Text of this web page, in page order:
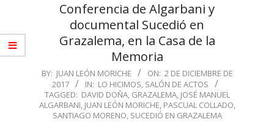
Conferencia de Algarbani y
documental Sucedió en
Grazalema, en la Casa de la
Memoria
2017-
02
BY: JUAN LEÓN MORICHE ON: 2 DE DICIEMBRE DE
2017
IN: LO HICIMOS, SALÓN DE ACTOS
TAGGED: DAVID DOÑA, GRAZALEMA, JOSÉ MANUEL
ALGARBANI, JUAN LEÓN MORICHE, PASCUAL COLLADO,
SANTIAGO MORENO, SUCEDIÓ EN GRAZALEMA